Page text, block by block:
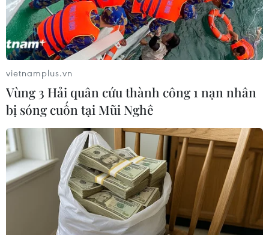
Trung Quốc: Ông bố vào trường đâm
chém vì con không được đi học
01/09/2014 06:14
Một người đàn ông cầm dao đã đâm tám học sinh và
một giáo viên tại trường tiểu học ở Shiyan thuộc tỉnh Hồ
Bắc, khiến ít nhất ba nạn nhân thiệt mạng vì lý do con
ông không được nhập học.
vietnamplus.vn
Vùng 3 Hải quân cứu thành công 1 nạn nhân
bị sóng cuốn tại Mũi Nghê